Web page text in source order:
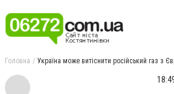
Головна Україна може витіснити російський газ з